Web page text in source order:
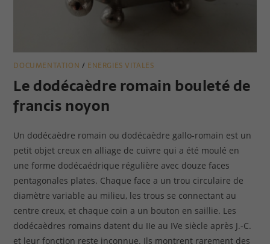
DOCUMENTATION / ENERGIES VITALES
Le dodécaèdre romain bouleté de
francis noyon
Un dodécaèdre romain ou dodécaèdre gallo-romain est un
petit objet creux en alliage de cuivre qui a été moulé en
une forme dodécaédrique régulière avec douze faces
pentagonales plates. Chaque face a un trou circulaire de
diamètre variable au milieu, les trous se connectant au
centre creux, et chaque coin a un bouton en saillie. Les
dodécaèdres romains datent du IIe au IVe siècle après J.-C.
et leur fonction reste inconnue. Ils montrent rarement des